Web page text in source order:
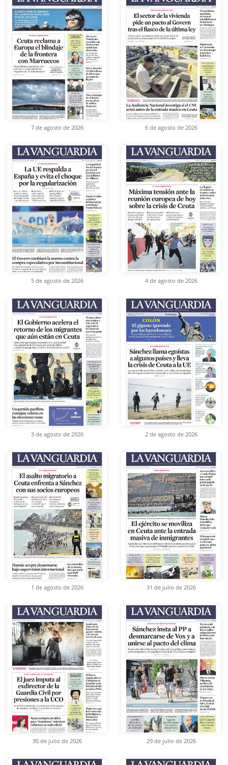
7 de agosto de 2026 6 de agosto de 2026
5 de agosto de 2026 4 de agosto de 2026
3 de agosto de 2026 2 de agosto de 2026
1 de agosto de 2026 31 de julio de 2026
30 de julio de 2026 29 de julio de 2026